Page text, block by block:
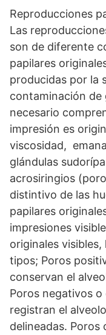
Reproducciones
Las
son de diferente
papilares
producidas por la
contaminación de
necesario
impresión es
viscosidad,
glándulas
acrosiringios
distintivo de las
papilares
impresiones
originales
tipos; Poros
conservan el
Poros negativos
registran el
delineadas. Poros